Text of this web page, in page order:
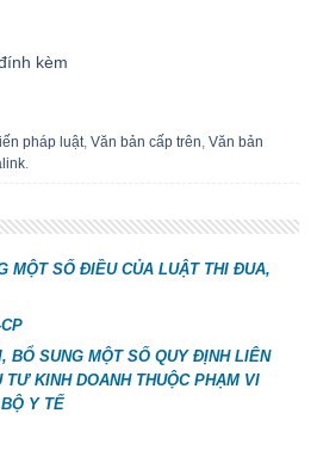
kèm
pháp luật Văn bản cấp trên Văn bản
MỘT SỐ ĐIỀU CỦA LUẬT THI ĐUA,
SUNG MỘT SỐ QUY ĐỊNH LIÊN
KINH DOANH THUỘC PHẠM VI
Y TẾ